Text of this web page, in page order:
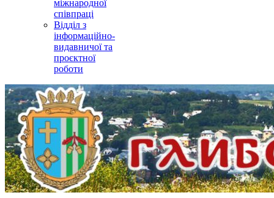
міжнародної
співпраці
Відділ з
інформаційно-
видавничої та
проєктної
роботи